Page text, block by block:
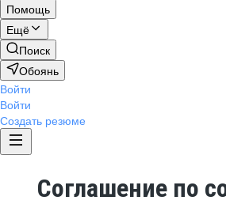
Помощь
Ещё
Поиск
Обоянь
Войти
Войти
Создать резюме
Соглашение по